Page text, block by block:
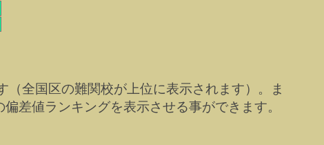
全国区の難関校が上位に表示されます）。ま
差値ランキングを表示させる事ができます。